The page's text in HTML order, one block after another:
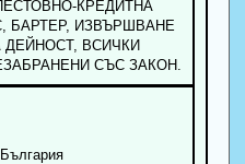
КРЕДИТНА
БАРТЕР, ИЗВЪРШВАНЕ
ВСИЧКИ
СЪС ЗАКОН.